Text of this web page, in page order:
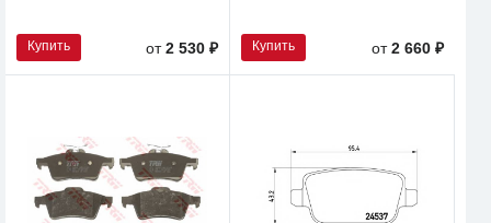
Купить от2 530 ₽ Купить от2 660 ₽